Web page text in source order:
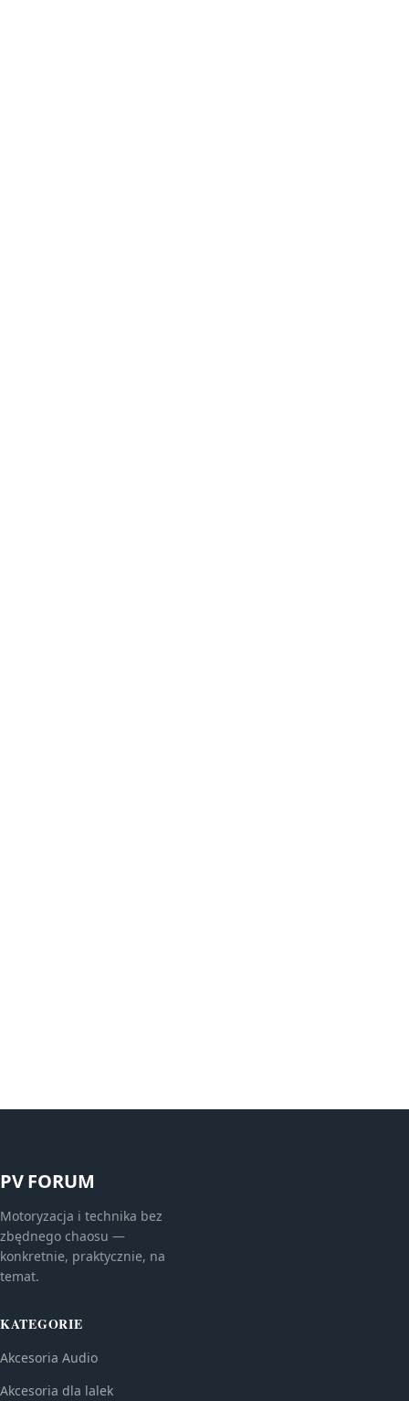
PV FORUM
Motoryzacja i technika bez
zbędnego chaosu —
konkretnie, praktycznie, na
temat.
KATEGORIE
Akcesoria Audio
Akcesoria dla lalek